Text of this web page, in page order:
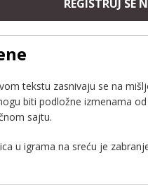
REGISTRUJ SE
tekstu zasnivaju se na
biti podložne izmenama
sajtu.
u igrama na sreću je